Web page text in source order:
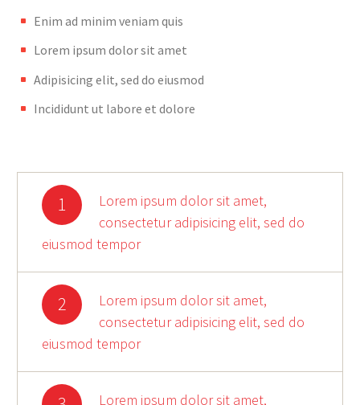
Enim ad minim veniam quis
Lorem ipsum dolor sit amet
Adipisicing elit, sed do eiusmod
Incididunt ut labore et dolore
1
Lorem ipsum dolor sit amet,
consectetur adipisicing elit, sed do
eiusmod tempor
2
Lorem ipsum dolor sit amet,
consectetur adipisicing elit, sed do
eiusmod tempor
Lorem ipsum dolor sit amet,